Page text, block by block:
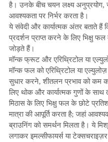
है। उनके बीच चयन लक्ष्य अनुप्रयोग,
आवश्यकता पर निर्भर करता है।
ये संवेदी और कार्यात्मक अंतर बताते हैं
प्रदर्शन प्राप्त करने के लिए भिक्षु
जोड़ते हैं।
मॉन्क फ्रूट और एरिथ्रिटोल या
मॉन्क फल को एरिथ्रिटोल या
सुधार करने, शीतलन प्रभाव को कम
लिए थोक और कार्यात्मक गुणों के साथ
मिठास के लिए भिक्षु फल के छोटे
मात्रा की आपूर्ति करता है; जहां
ब्राउनिंग को समर्थन मिलता है। ये
लगाकर इमल्सीफायर्स या